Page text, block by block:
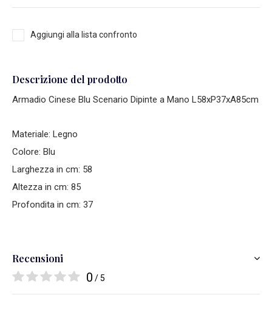
Aggiungi alla lista confronto
Descrizione del prodotto
Armadio Cinese Blu Scenario Dipinte a Mano L58xP37xA85cm
Materiale: Legno
Colore: Blu
Larghezza in cm: 58
Altezza in cm: 85
Profondita in cm: 37
Recensioni
0 / 5